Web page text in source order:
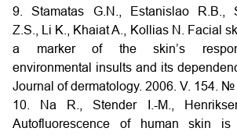
9. Stamatas G.N., Estanislao R.B.,
Z.S., Li K., Khaiat A., Kollias N. Facial
a marker of the skin’s
environmental insults and its
Journal of dermatology. 2006. V. 154. №
10. Na R., Stender I.-M.,
Autofluorescence of human skin is